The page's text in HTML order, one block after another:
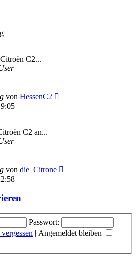
C2...
von HessenC2
C2 an...
von die_Citrone
Passwort:
| Angemeldet bleiben